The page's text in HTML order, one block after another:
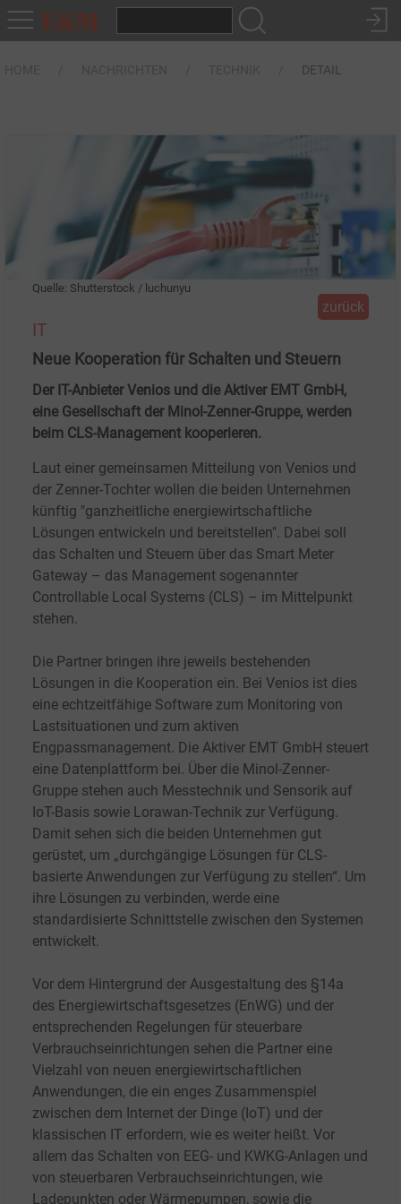
DETAIL
Quelle: Shutterstock / luchunyu
zurück
IT
Neue Kooperation für Schalten und Steuern
Der IT-Anbieter Venios und die Aktiver EMT GmbH,
eine Gesellschaft der Minol-Zenner-Gruppe, werden
beim CLS-Management kooperieren.
Laut einer gemeinsamen Mitteilung von Venios und
der Zenner-Tochter wollen die beiden Unternehmen
künftig "ganzheitliche energiewirtschaftliche
Lösungen entwickeln und bereitstellen". Dabei soll
das Schalten und Steuern über das Smart Meter
Gateway – das Management sogenannter
Controllable Local Systems (CLS) – im Mittelpunkt
stehen.
Die Partner bringen ihre jeweils bestehenden
Lösungen in die Kooperation ein. Bei Venios ist dies
eine echtzeitfähige Software zum Monitoring von
Lastsituationen und zum aktiven
Engpassmanagement. Die Aktiver EMT GmbH steuert
eine Datenplattform bei. Über die Minol-Zenner-
Gruppe stehen auch Messtechnik und Sensorik auf
IoT-Basis sowie Lorawan-Technik zur Verfügung.
Damit sehen sich die beiden Unternehmen gut
gerüstet, um „durchgängige Lösungen für CLS-
basierte Anwendungen zur Verfügung zu stellen“. Um
ihre Lösungen zu verbinden, werde eine
standardisierte Schnittstelle zwischen den Systemen
entwickelt.
Vor dem Hintergrund der Ausgestaltung des §14a
des Energiewirtschaftsgesetzes (EnWG) und der
entsprechenden Regelungen für steuerbare
Verbrauchseinrichtungen sehen die Partner eine
Vielzahl von neuen energiewirtschaftlichen
Anwendungen, die ein enges Zusammenspiel
zwischen dem Internet der Dinge (IoT) und der
klassischen IT erfordern, wie es weiter heißt. Vor
allem das Schalten von EEG- und KWKG-Anlagen und
von steuerbaren Verbrauchseinrichtungen, wie
Ladepunkten oder Wärmepumpen, sowie die